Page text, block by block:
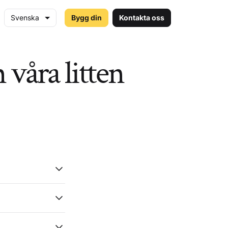
Svenska Bygg din Kontakta oss
våra litten